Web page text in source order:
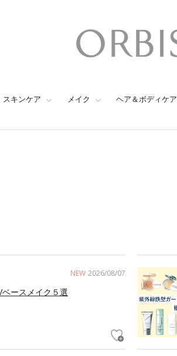
スキンケア メイク ヘア＆ボディケア
NEW 2026/08/07
ースメイク５選